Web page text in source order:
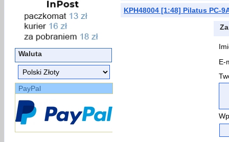
Waluta
PayPal
KPH48004 [1:48] Pilatus PC-
E-